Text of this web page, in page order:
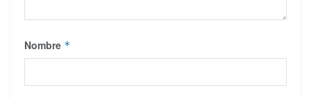
Nombre *